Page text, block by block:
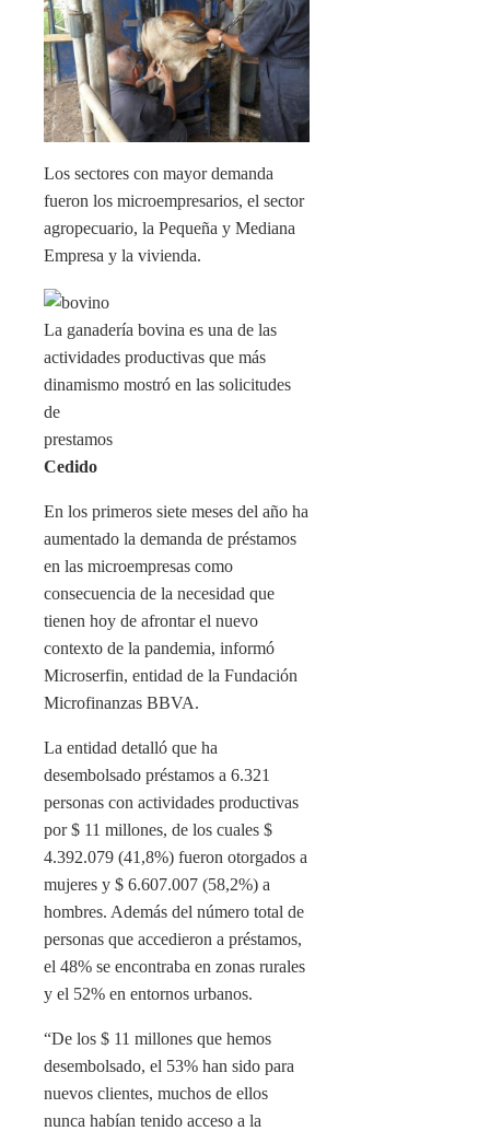
Los sectores con mayor demanda
fueron los microempresarios, el sector
agropecuario, la Pequeña y Mediana
Empresa y la vivienda.
La ganadería bovina es una de las
actividades productivas que más
dinamismo mostró en las solicitudes
de
prestamos
Cedido
En los primeros siete meses del año ha
aumentado la demanda de préstamos
en las microempresas como
consecuencia de la necesidad que
tienen hoy de afrontar el nuevo
contexto de la pandemia, informó
Microserfin, entidad de la Fundación
Microfinanzas BBVA.
La entidad detalló que ha
desembolsado préstamos a 6.321
personas con actividades productivas
por $ 11 millones, de los cuales $
4.392.079 (41,8%) fueron otorgados a
mujeres y $ 6.607.007 (58,2%) a
hombres. Además del número total de
personas que accedieron a préstamos,
el 48% se encontraba en zonas rurales
y el 52% en entornos urbanos.
“De los $ 11 millones que hemos
desembolsado, el 53% han sido para
nuevos clientes, muchos de ellos
nunca habían tenido acceso a la